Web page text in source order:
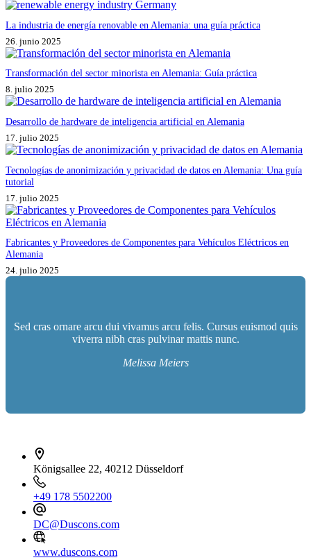
La industria de energía renovable en Alemania: una guía práctica
26. junio 2025
Transformación del sector minorista en Alemania: Guía práctica
8. julio 2025
Desarrollo de hardware de inteligencia artificial en Alemania
17. julio 2025
Tecnologías de anonimización y privacidad de datos en Alemania: Una guía
tutorial
17. julio 2025
Fabricantes y Proveedores de Componentes para Vehículos Eléctricos en
Alemania
24. julio 2025
Sed cras ornare arcu dui vivamus arcu felis. Cursus euismod quis
viverra nibh cras pulvinar mattis nunc.
Melissa Meiers
Königsallee 22, 40212 Düsseldorf
+49 178 5502200
DC@Duscons.com
www.duscons.com